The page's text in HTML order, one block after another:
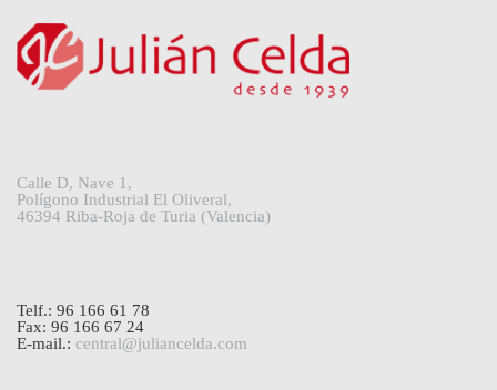
Calle D, Nave 1,
Polígono Industrial El Oliveral,
46394 Riba-Roja de Turia (Valencia)
Telf.: 96 166 61 78
Fax: 96 166 67 24
E-mail.: central@juliancelda.com